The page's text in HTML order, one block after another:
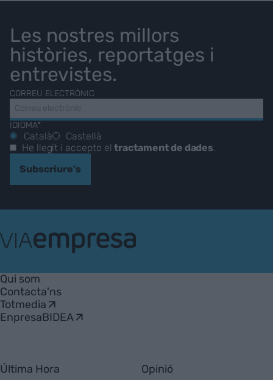
Les nostres millors
històries, reportatges i
entrevistes.
CORREU ELECTRÒNIC
IDIOMA*
Català
Castellà
He llegit i accepto eltractament de dades
Subscriure's
Empresa
Qui som
Contacta'ns
Totmedia
EnpresaBIDEA
Última Hora Opinió